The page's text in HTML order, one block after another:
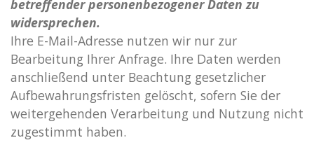
betreffender personenbezogener Daten zu
widersprechen.
Ihre E-Mail-Adresse nutzen wir nur zur
Bearbeitung Ihrer Anfrage. Ihre Daten werden
anschließend unter Beachtung gesetzlicher
Aufbewahrungsfristen gelöscht, sofern Sie der
weitergehenden Verarbeitung und Nutzung nicht
zugestimmt haben.